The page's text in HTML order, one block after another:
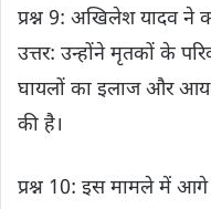
प्रश्न 9: अखिलेश यादव ने
उत्तर: उन्होंने मृतकों के
घायलों का इलाज और
की है।
प्रश्न 10: इस मामले में आगे